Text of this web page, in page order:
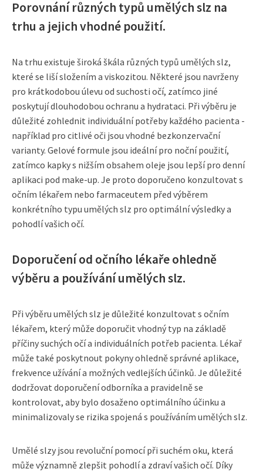
Porovnání různých typů umělých slz na
trhu a jejich vhodné použití.
Na trhu existuje široká škála různých typů umělých slz,
které se liší složením a viskozitou. Některé jsou navrženy
pro krátkodobou úlevu od suchosti očí, zatímco jiné
poskytují dlouhodobou ochranu a hydrataci. Při výběru je
důležité zohlednit individuální potřeby každého pacienta -
například pro citlivé oči jsou vhodné bezkonzervační
varianty. Gelové formule jsou ideální pro noční použití,
zatímco kapky s nižším obsahem oleje jsou lepší pro denní
aplikaci pod make-up. Je proto doporučeno konzultovat s
očním lékařem nebo farmaceutem před výběrem
konkrétního typu umělých slz pro optimální výsledky a
pohodlí vašich očí.
Doporučení od očního lékaře ohledně
výběru a používání umělých slz.
Při výběru umělých slz je důležité konzultovat s očním
lékařem, který může doporučit vhodný typ na základě
příčiny suchých očí a individuálních potřeb pacienta. Lékař
může také poskytnout pokyny ohledně správné aplikace,
frekvence užívání a možných vedlejších účinků. Je důležité
dodržovat doporučení odborníka a pravidelně se
kontrolovat, aby bylo dosaženo optimálního účinku a
minimalizovaly se rizika spojená s používáním umělých slz.
Umělé slzy jsou revoluční pomocí při suchém oku, která
může významně zlepšit pohodlí a zdraví vašich očí. Díky